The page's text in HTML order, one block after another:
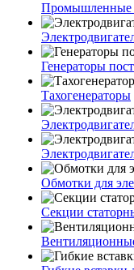
Промышленные
Генераторы
Тахогенераторы
Обмотки для
Секции